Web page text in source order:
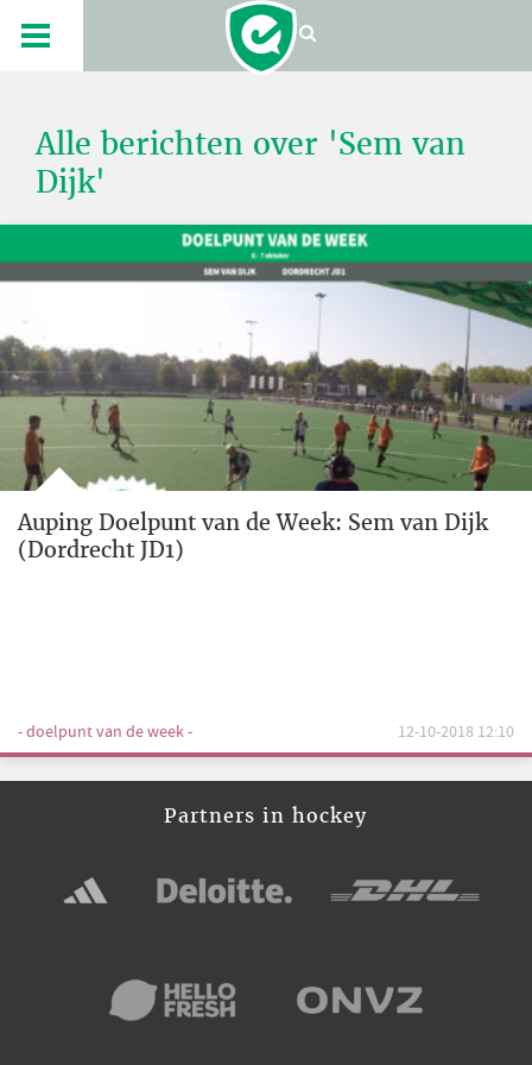
Alle berichten over 'Sem van
Dijk'
Auping Doelpunt van de Week: Sem van Dijk
(Dordrecht JD1)
- doelpunt van de week - 12-10-2018 12:10
Partners in hockey